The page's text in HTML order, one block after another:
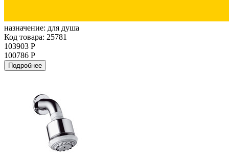
назначение: для душа
Код товара: 25781
103903 Р
100786 Р
Подробнее